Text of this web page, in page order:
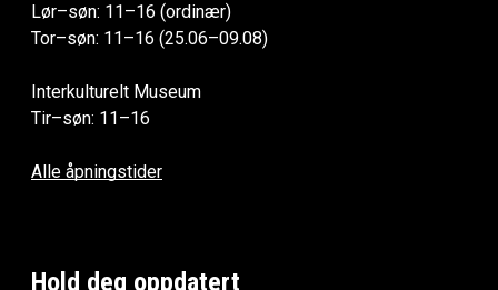
Lør–søn: 11–16 (ordinær)
Tor–søn: 11–16 (25.06–09.08)
Interkulturelt Museum
Tir–søn: 11–16
Alle åpningstider
Hold deg oppdatert